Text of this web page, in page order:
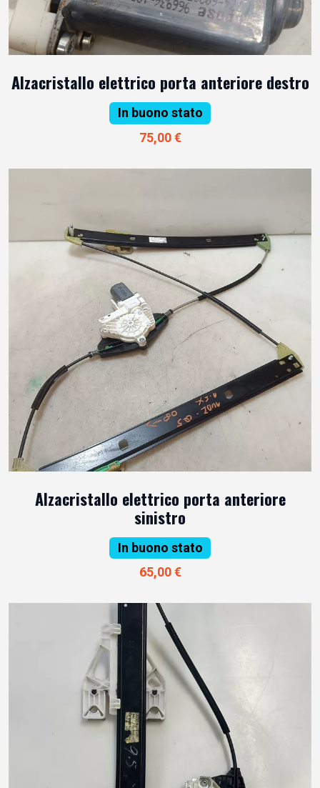
Alzacristallo elettrico porta anteriore destro
In buono stato
75,00 €
Alzacristallo elettrico porta anteriore
sinistro
In buono stato
65,00 €